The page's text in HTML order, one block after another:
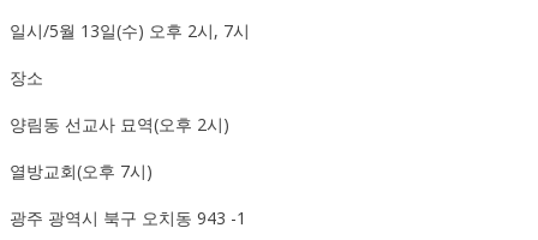
일시/5월 13일(수) 오후 2시, 7시
장소
양림동 선교사 묘역(오후 2시)
열방교회(오후 7시)
광주 광역시 북구 오치동 943 -1